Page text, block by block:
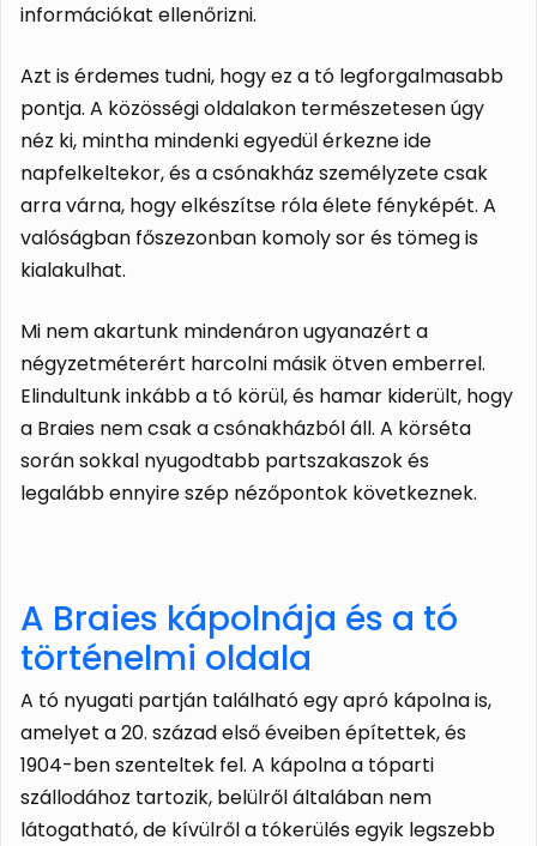
információkat ellenőrizni.
Azt is érdemes tudni, hogy ez a tó legforgalmasabb
pontja. A közösségi oldalakon természetesen úgy
néz ki, mintha mindenki egyedül érkezne ide
napfelkeltekor, és a csónakház személyzete csak
arra várna, hogy elkészítse róla élete fényképét. A
valóságban főszezonban komoly sor és tömeg is
kialakulhat.
Mi nem akartunk mindenáron ugyanazért a
négyzetméterért harcolni másik ötven emberrel.
Elindultunk inkább a tó körül, és hamar kiderült, hogy
a Braies nem csak a csónakházból áll. A körséta
során sokkal nyugodtabb partszakaszok és
legalább ennyire szép nézőpontok következnek.
A Braies kápolnája és a tó
történelmi oldala
A tó nyugati partján található egy apró kápolna is,
amelyet a 20. század első éveiben építettek, és
1904-ben szenteltek fel. A kápolna a tóparti
szállodához tartozik, belülről általában nem
látogatható, de kívülről a tókerülés egyik legszebb